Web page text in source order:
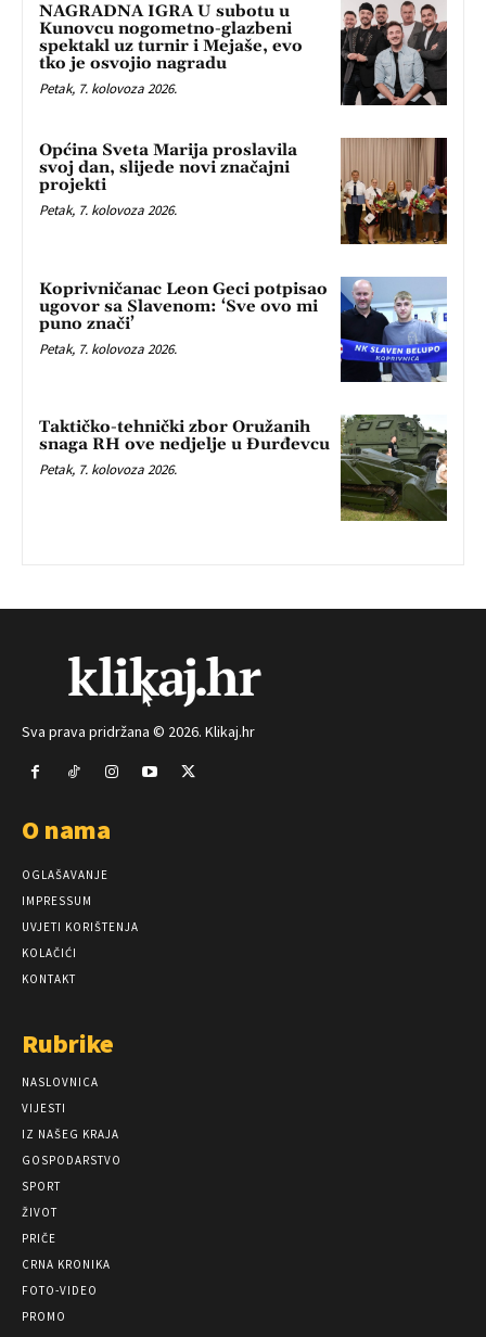
NAGRADNA IGRA U subotu u
Kunovcu nogometno-glazbeni
spektakl uz turnir i Mejaše, evo
tko je osvojio nagradu
Petak, 7. kolovoza 2026.
Općina Sveta Marija proslavila
svoj dan, slijede novi značajni
projekti
Petak, 7. kolovoza 2026.
Koprivničanac Leon Geci potpisao
ugovor sa Slavenom: ‘Sve ovo mi
puno znači’
Petak, 7. kolovoza 2026.
Taktičko-tehnički zbor Oružanih
snaga RH ove nedjelje u Đurđevcu
Petak, 7. kolovoza 2026.
Sva prava pridržana © 2026. Klikaj.hr
O nama
OGLAŠAVANJE
IMPRESSUM
UVJETI KORIŠTENJA
KOLAČIĆI
KONTAKT
Rubrike
NASLOVNICA
VIJESTI
IZ NAŠEG KRAJA
GOSPODARSTVO
SPORT
ŽIVOT
PRIČE
CRNA KRONIKA
FOTO-VIDEO
PROMO